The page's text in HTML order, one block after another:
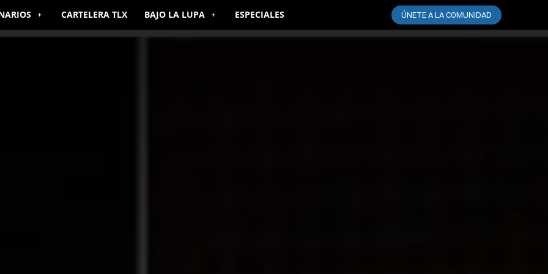
CARTELERA TLX BAJO LA LUPA ESPECIALES ÚNETE A LA COMUNIDAD